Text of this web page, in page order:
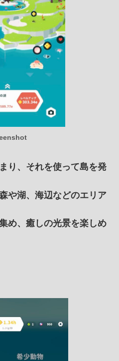
り、それを使って島を発
や湖、海辺などのエリア
め、癒しの光景を楽しめ